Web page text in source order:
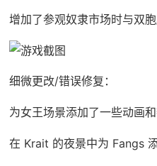
增加了参观奴隶市场时与双
细微更改/错误修复：
为女王场景添加了一些动画
在 Krait 的夜景中为 Fangs